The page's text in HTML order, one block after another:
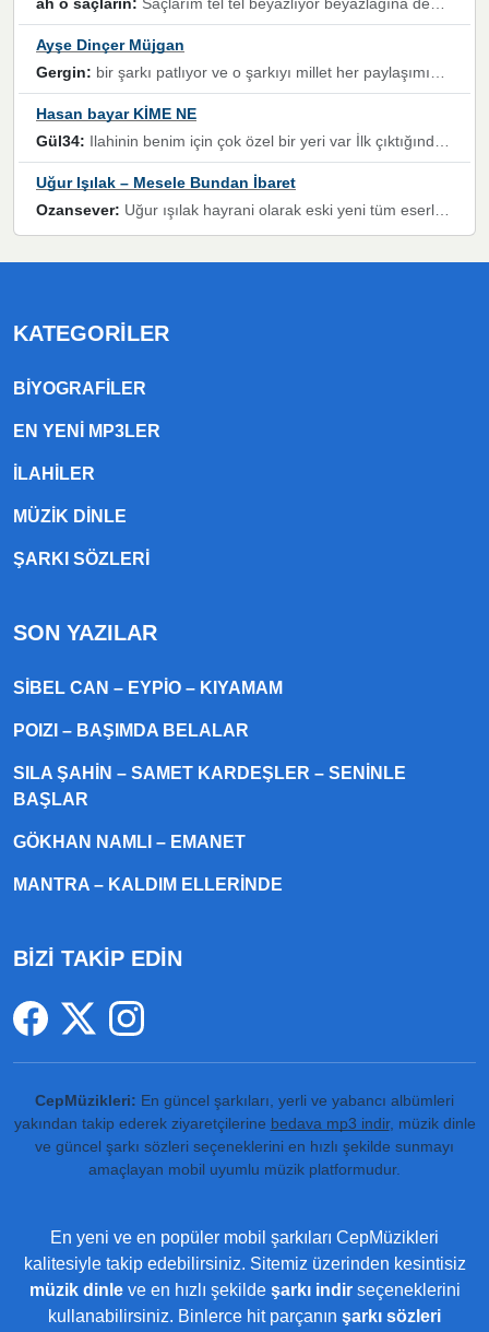
Ayşe Dinçer Müjgan
Gergin: bir şarkı patlıyor ve o şarkıyı millet her paylaşımın altına koyuyor ve öyle bir durum hal alıyor ki şarkıyı dinlemeden şarkıdan bikıyorsun Ama bu enteresan bir şekilde dillere dolanıyor millet olarak seviyoruz dertlerle boğuşurken bir yandan da göbek atmayi))) diyeceklerim bu kadar güzel hoş bir sayfa emeğinize sağlık arkadaşlar kolay gelsin
Hasan bayar KİME NE
Gül34: Ilahinin benim için çok özel bir yeri var İlk çıktığında komşum ne kadar yüksek sesle dinliyorsa orada duymuştum ve YouTube'dan aratıp Bu ilahiyi bulmuştum ve sonra müdavimi oldum günlük Ben de 3-5 kere dinleyip ezberleyip artık ilahiye bende eşlik ediyorum yüksek sesle Allah razı olsun hizmet nimettir Rabbim sizin zahmetlerinize de hayırlı nimetler versin Selam ve dua ile Allah'a emanet olun
Uğur Işılak – Mesele Bundan İbaret
Ozansever: Uğur ışılak hayrani olarak eski yeni tüm eserlerini keyifle huzurla dinleyenlerden birisiyim, emeğine saygı duyan gönül veren bunu en güzel şekilde sevenlerine ulaştıran siz değerli sayfa yöneticilerine de teşekkür ederim
KATEGORILER
BIYOGRAFILER
EN YENI MP3LER
ILAHILER
MÜZIK DINLE
ŞARKI SÖZLERI
SON YAZILAR
SIBEL CAN – EYPIO – KIYAMAM
POIZI – BAŞIMDA BELALAR
SILA ŞAHIN – SAMET KARDEŞLER – SENINLE
BAŞLAR
GÖKHAN NAMLI – EMANET
MANTRA – KALDIM ELLERINDE
BİZİ TAKİP EDİN
CepMüzikleri: En güncel şarkıları, yerli ve yabancı albümleri
yakından takip ederek ziyaretçilerine bedava mp3 indir, müzik dinle
ve güncel şarkı sözleri seçeneklerini en hızlı şekilde sunmayı
amaçlayan mobil uyumlu müzik platformudur.
En yeni ve en popüler mobil şarkıları CepMüzikleri
kalitesiyle takip edebilirsiniz. Sitemiz üzerinden kesintisiz
müzik dinleve en hızlı şekilde şarkı indirseçeneklerini
kullanabilirsiniz. Binlerce hit parçanın şarkı sözleri